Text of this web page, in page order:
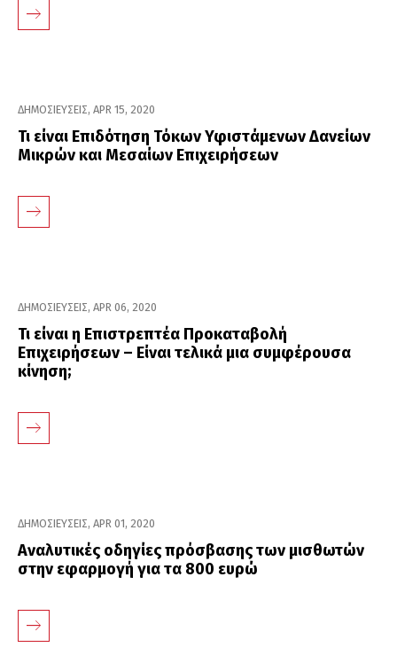
ΔΗΜΟΣΙΕΥΣΕΙΣ, APR 15, 2020
Τι είναι Επιδότηση Τόκων Υφιστάμενων Δανείων
Μικρών και Μεσαίων Επιχειρήσεων
ΔΗΜΟΣΙΕΥΣΕΙΣ, APR 06, 2020
Τι είναι η Επιστρεπτέα Προκαταβολή
Επιχειρήσεων – Είναι τελικά μια συμφέρουσα
κίνηση;
ΔΗΜΟΣΙΕΥΣΕΙΣ, APR 01, 2020
Αναλυτικές οδηγίες πρόσβασης των μισθωτών
στην εφαρμογή για τα 800 ευρώ